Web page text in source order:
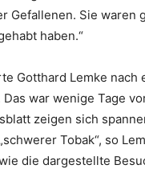
Gefallenen. Sie
haben.“
Gotthard Lemke
war wenige Tage
zeigen sich
Tobak“, so
die dargestellte